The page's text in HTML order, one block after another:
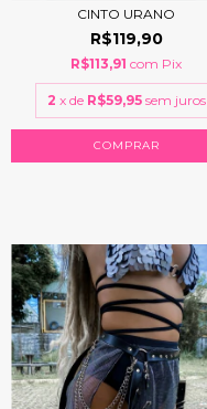
CINTO URANO
R$119,90
R$113,91 com Pix
2 x de R$59,95 sem juros
COMPRAR